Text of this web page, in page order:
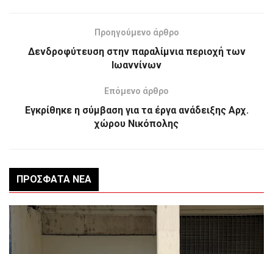
Προηγούμενο άρθρο
Δενδροφύτευση στην παραλίμνια περιοχή των
Ιωαννίνων
Επόμενο άρθρο
Εγκρίθηκε η σύμβαση για τα έργα ανάδειξης Αρχ.
χώρου Νικόπολης
ΠΡΌΣΦΑΤΑ ΝΈΑ